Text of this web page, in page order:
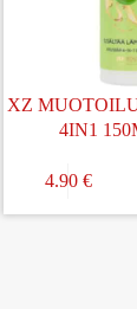
XZ
4IN1
4.90 €